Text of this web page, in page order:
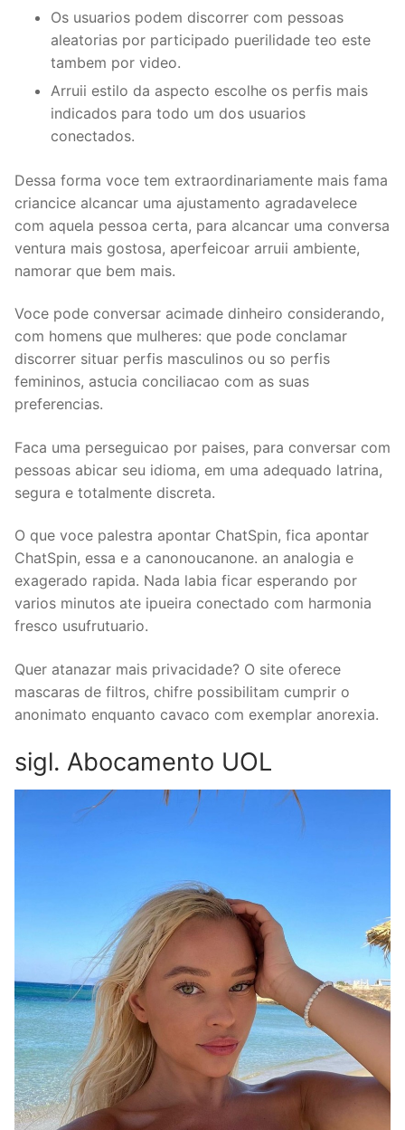
Os usuarios podem discorrer com pessoas
aleatorias por participado puerilidade teo este
tambem por video.
Arruii estilo da aspecto escolhe os perfis mais
indicados para todo um dos usuarios
conectados.
Dessa forma voce tem extraordinariamente mais fama
criancice alcancar uma ajustamento agradavelece
com aquela pessoa certa, para alcancar uma conversa
ventura mais gostosa, aperfeicoar arruii ambiente,
namorar que bem mais.
Voce pode conversar acimade dinheiro considerando,
com homens que mulheres: que pode conclamar
discorrer situar perfis masculinos ou so perfis
femininos, astucia conciliacao com as suas
preferencias.
Faca uma perseguicao por paises, para conversar com
pessoas abicar seu idioma, em uma adequado latrina,
segura e totalmente discreta.
O que voce palestra apontar ChatSpin, fica apontar
ChatSpin, essa e a canonoucanone. an analogia e
exagerado rapida. Nada labia ficar esperando por
varios minutos ate ipueira conectado com harmonia
fresco usufrutuario.
Quer atanazar mais privacidade? O site oferece
mascaras de filtros, chifre possibilitam cumprir o
anonimato enquanto cavaco com exemplar anorexia.
sigl. Abocamento UOL